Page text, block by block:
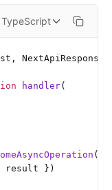
TypeScript
handler(
()
result })